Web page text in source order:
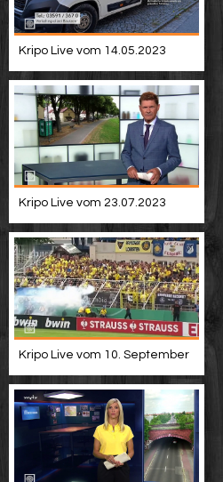
Kripo Live vom 14.05.2023
Kripo Live vom 23.07.2023
Kripo Live vom 10. September